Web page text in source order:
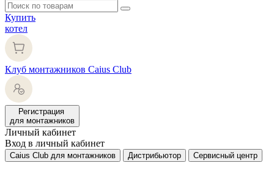
Купить
котел
Клуб монтажников Caius Club
Регистрация
для монтажников
Личный кабинет
Вход в личный кабинет
Caius Club для монтажников Дистрибьютор Сервисный центр